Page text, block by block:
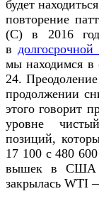
будет
повторение
(С) в 2016
в долгосрочной
мы находимся в
24. Преодоление
продолжении
этого говорит
уровне
позиций,
17 100 с 480
вышек в США
закрылась WTI